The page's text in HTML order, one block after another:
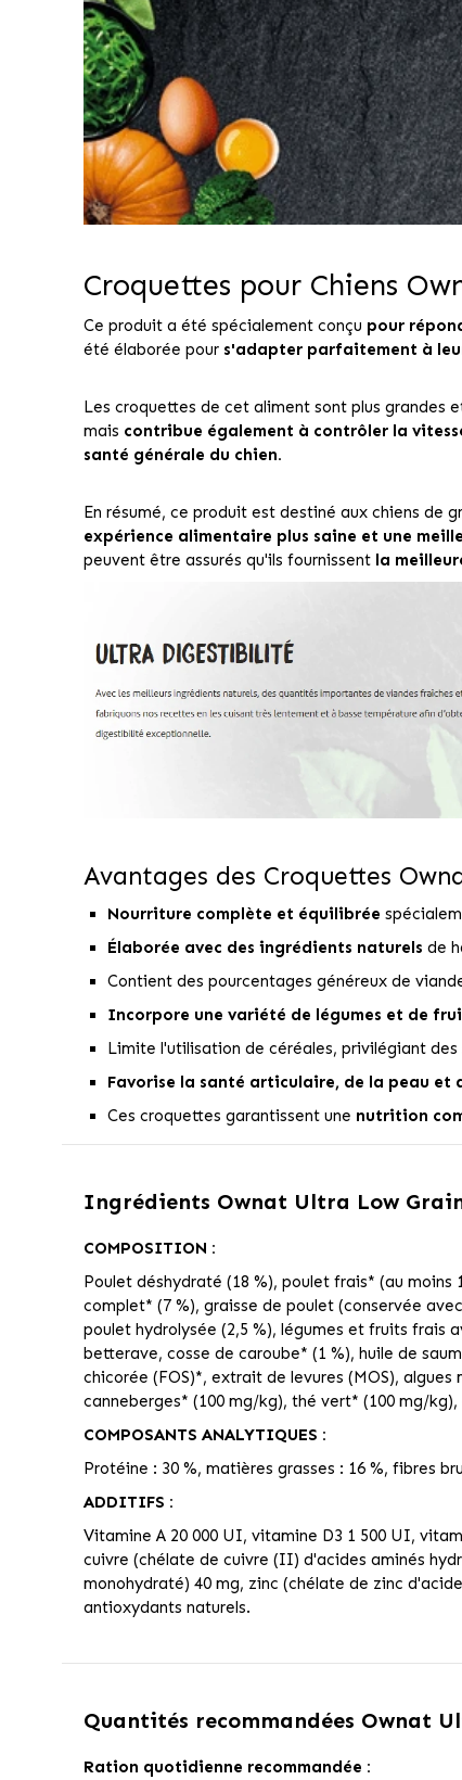
Croquettes pour Chiens
Ce produit a été spécialement conçu pour
été élaborée pour s'adapter parfaitement à
Les croquettes de cet aliment sont plus grandes
mais contribue également à contrôler la
santé générale du chien.
En résumé, ce produit est destiné aux chiens de
expérience alimentaire plus saine et une
peuvent être assurés qu'ils fournissent la
Avantages des Croquettes
Nourriture complète et équilibrée
Élaborée avec des ingrédients naturels de
Contient des pourcentages généreux de
Incorpore une variété de légumes et de
Limite l'utilisation de céréales, privilégiant des
Favorise la santé articulaire, de la peau et
Ces croquettes garantissent une nutrition
Ingrédients Ownat Ultra Low
COMPOSITION :
Poulet déshydraté (18 %), poulet frais* (au moins
complet* (7 %), graisse de poulet (conservée
poulet hydrolysée (2,5 %), légumes et fruits frais
betterave, cosse de caroube* (1 %), huile de
chicorée (FOS)*, extrait de levures (MOS),
canneberges* (100 mg/kg), thé vert* (100 mg/
COMPOSANTS ANALYTIQUES :
Protéine : 30 %, matières grasses : 16 %, fibres
ADDITIFS :
Vitamine A 20 000 UI, vitamine D3 1 500 UI,
cuivre (chélate de cuivre (II) d'acides aminés
monohydraté) 40 mg, zinc (chélate de zinc
antioxydants naturels.
Quantités recommandées Ownat
Ration quotidienne recommandée :